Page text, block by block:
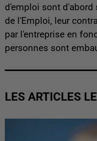
d'emploi sont d'abord
de l'Emploi, leur
par l'entreprise en
personnes sont
LES ARTICLES